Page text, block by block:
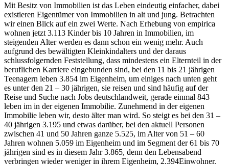
Mit Besitz von Immobilien ist das Leben eindeutig einfacher, dabei
existieren Eigentümer von Immobilien in alt und jung. Betrachten
wir einen Blick auf ein zwei Werte. Nach Erhebung von empirica
wohnen jetzt 3.113 Kinder bis 10 Jahren in Immobilien, im
steigenden Alter werden es dann schon ein wenig mehr. Auch
aufgrund des bewältigten Kleinkindalters und der daraus
schlussfolgernden Feststellung, dass mindestens ein Elternteil in der
beruflichen Karriere eingebunden sind, bei den 11 bis 21 jährigen
Teenagern leben 3.854 im Eigenheim, um einiges nach unten geht
es unter den 21 – 30 jährigen, sie reisen und sind häufig auf der
Reise und Suche nach Jobs deutschlandweit, gerade einmal 843
leben im in der eigenen Immobilie. Zunehmend in der eigenen
Immobilie leben wir, desto älter man wird. So steigt es bei den 31 –
40 jährigen 3.195 und etwas darüber, bei den aktuell Personen
zwischen 41 und 50 Jahren ganze 5.525, im Alter von 51 – 60
Jahren wohnen 5.059 im Eigenheim und im Segment der 61 bis 70
jährigen sind es in diesem Jahr 3.865, denn den Lebensabend
verbringen wieder weniger in ihrem Eigenheim, 2.394Einwohner.